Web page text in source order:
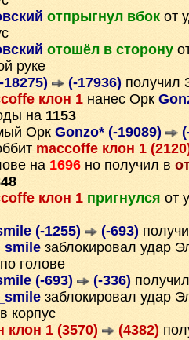
отпрыгнул вбок от
отошёл в сторону
руке
(-17936) получил
клон 1 нанес Орк
на 1153
Орк Gonzo* (-19089)
maccoffe клон 1
на 1696 но получил в
клон 1 пригнулся от
(-1255) (-693)
заблокировал удар
по голове
(-693) (-336)
заблокировал удар
в корпус
клон 1 (3570) (4382)